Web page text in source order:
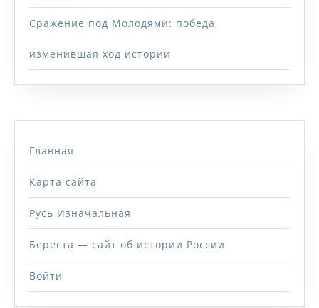
Сражение под Молодями: победа,
изменившая ход истории
Главная
Карта сайта
Русь Изначальная
Береста — сайт об истории России
Войти